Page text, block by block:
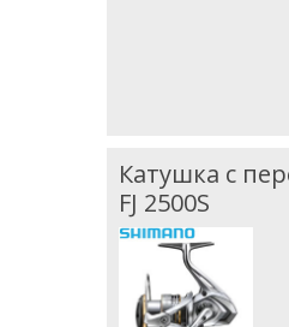
Катушка с
FJ 2500S